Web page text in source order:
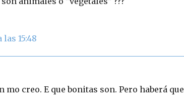
15:48
mo creo. E que bonitas son. Pero haberá que